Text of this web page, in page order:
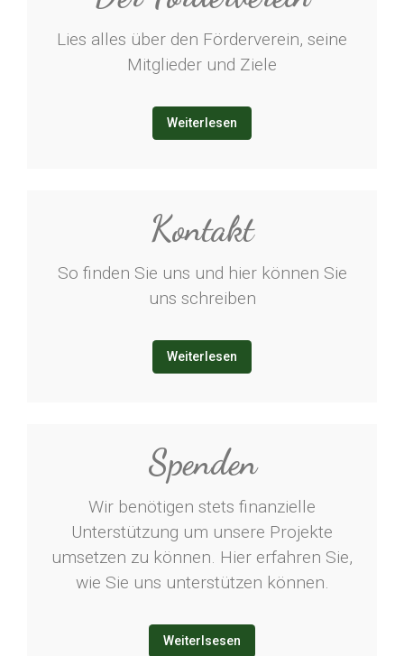
Lies alles über den Förderverein, seine
Mitglieder und Ziele
Weiterlesen
Kontakt
So finden Sie uns und hier können Sie
uns schreiben
Weiterlesen
Spenden
Wir benötigen stets finanzielle
Unterstützung um unsere Projekte
umsetzen zu können. Hier erfahren Sie,
wie Sie uns unterstützen können.
Weiterlsesen